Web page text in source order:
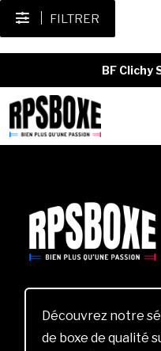
FILTRER
BF Clichy
Découvrez notre
de boxe de qualité